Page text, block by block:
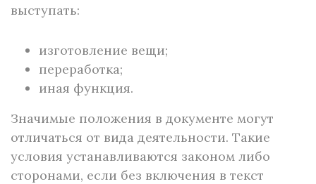
выступать:
изготовление вещи;
переработка;
иная функция.
Значимые положения в документе могут
отличаться от вида деятельности. Такие
условия устанавливаются законом либо
сторонами, если без включения в текст